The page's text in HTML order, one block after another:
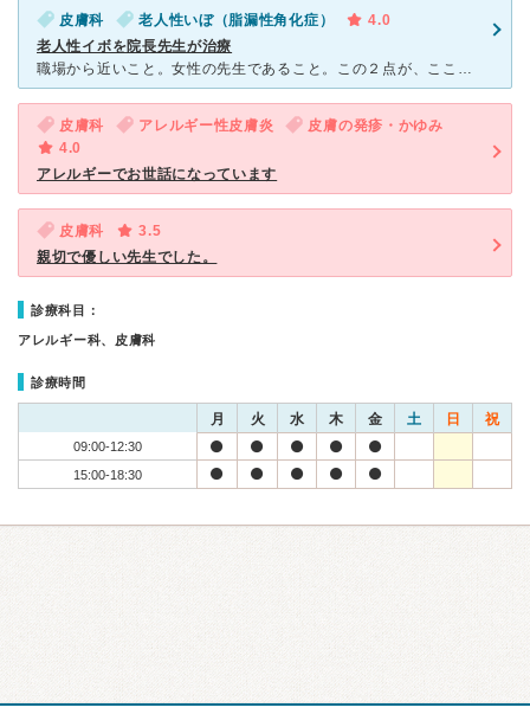
皮膚科 老人性いぼ（脂漏性角化症）
4.0
老人性イボを院長先生が治療
職場から近いこと。女性の先生であること。この２点が、ここへ行くことを決めた理由でした。仕事の都合で予定をたてるのが難しいため、予約なしで開院時刻の５分くらい前に到着。診察時間が始まる前には、院内には入
皮膚科 アレルギー性皮膚炎
皮膚の発疹・かゆみ
4.0
アレルギーでお世話になっています
皮膚科
3.5
親切で優しい先生でした。
診療科目：
アレルギー科、皮膚科
診療時間
月 火 水 木 金 土 日 祝
09:00-12:30
15:00-18:30